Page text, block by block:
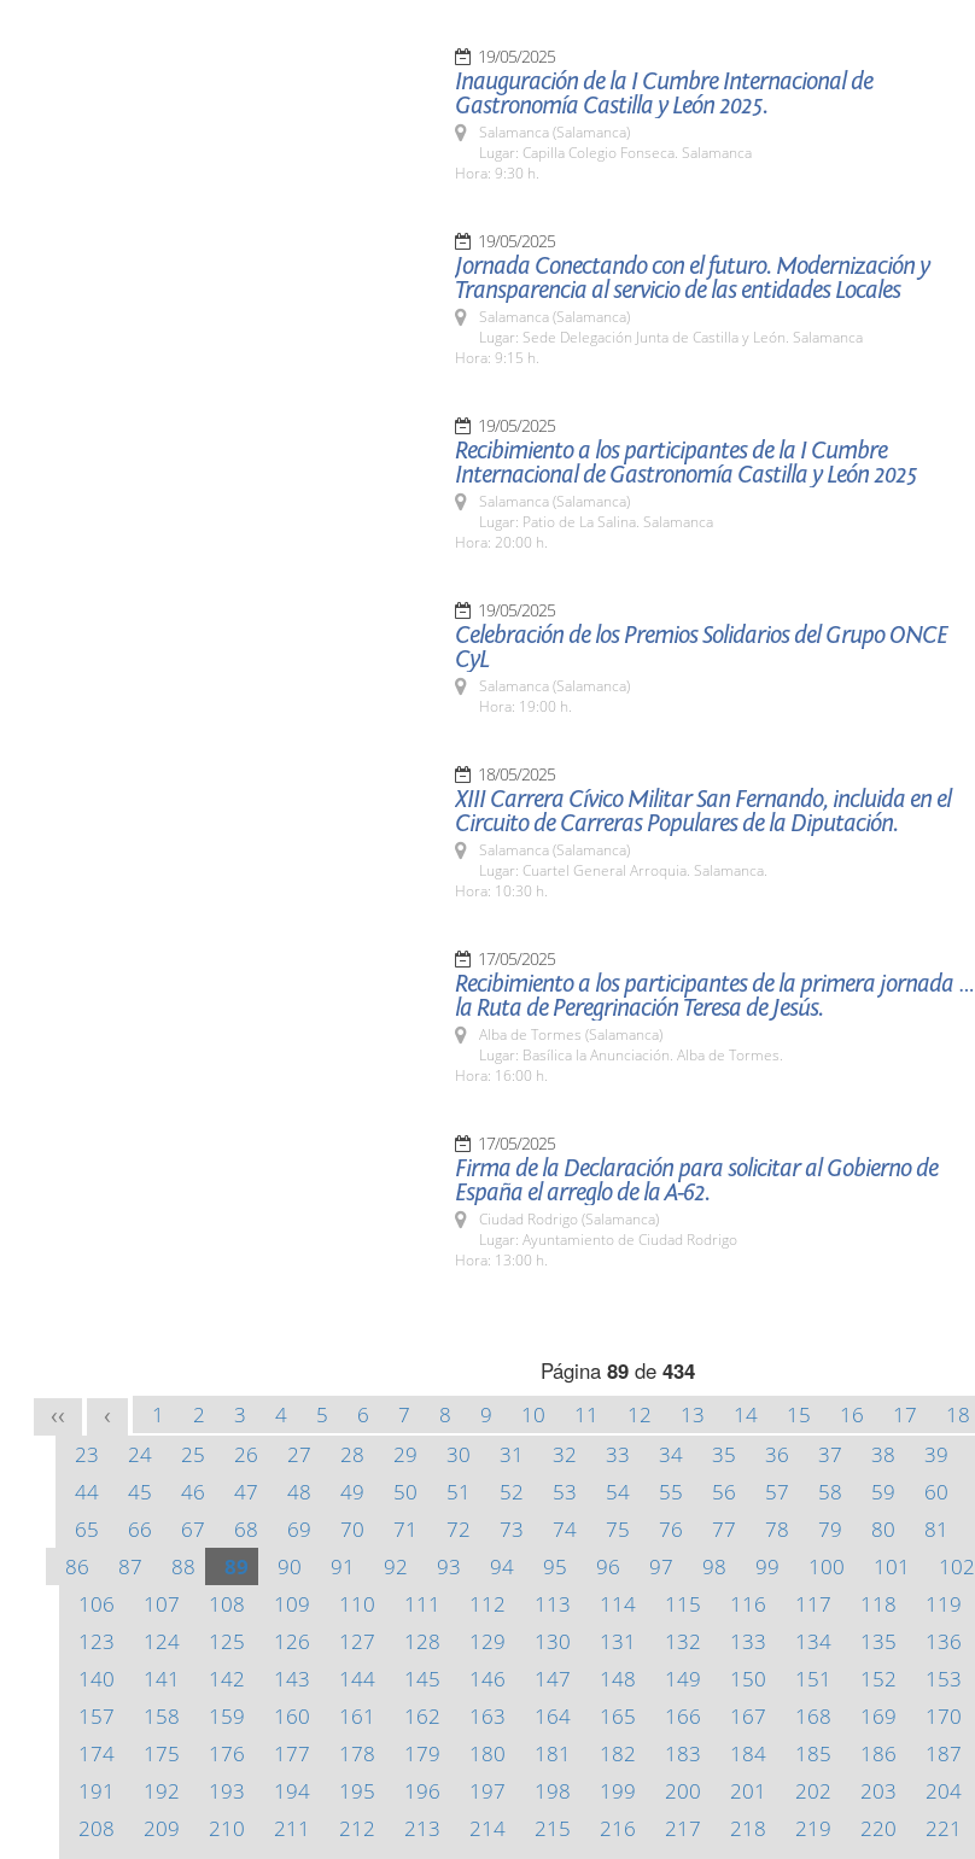
19/05/2025
Inauguración de la I Cumbre Internacional de
Gastronomía Castilla y León 2025.
Salamanca (Salamanca)
Lugar: Capilla Colegio Fonseca. Salamanca
Hora: 9:30 h.
19/05/2025
Jornada Conectando con el futuro. Modernización y
Transparencia al servicio de las entidades Locales
Salamanca (Salamanca)
Lugar: Sede Delegación Junta de Castilla y León. Salamanca
Hora: 9:15 h.
19/05/2025
Recibimiento a los participantes de la I Cumbre
Internacional de Gastronomía Castilla y León 2025
Salamanca (Salamanca)
Lugar: Patio de La Salina. Salamanca
Hora: 20:00 h.
19/05/2025
Celebración de los Premios Solidarios del Grupo ONCE
CyL
Salamanca (Salamanca)
Hora: 19:00 h.
18/05/2025
XIII Carrera Cívico Militar San Fernando, incluida en el
Circuito de Carreras Populares de la Diputación.
Salamanca (Salamanca)
Lugar: Cuartel General Arroquia. Salamanca.
Hora: 10:30 h.
17/05/2025
Recibimiento a los participantes de la primera jornada de
la Ruta de Peregrinación Teresa de Jesús.
Alba de Tormes (Salamanca)
Lugar: Basílica la Anunciación. Alba de Tormes.
Hora: 16:00 h.
17/05/2025
Firma de la Declaración para solicitar al Gobierno de
España el arreglo de la A-62.
Ciudad Rodrigo (Salamanca)
Lugar: Ayuntamiento de Ciudad Rodrigo
Hora: 13:00 h.
Página 89 de 434
<< < 1 2 3 4 5 6 7 8 9 10 11 12 13 14 15 16 17 18
23
24 25 26 27 28 29 30 31 32 33 34 35 36 37 38 39
44
45 46 47 48 49 50 51 52 53 54 55 56 57 58 59 60
65
66 67 68 69 70 71 72 73 74 75 76 77 78 79 80 81
86
87 88 89 90 91 92 93 94 95 96 97 98 99 100 101 102
106
107 108 109 110 111 112 113 114 115 116 117 118 119
123
124 125 126 127 128 129 130 131 132 133 134 135 136
140
141 142 143 144 145 146 147 148 149 150 151 152 153
157
158 159 160 161 162 163 164 165 166 167 168 169 170
174
175 176 177 178 179 180 181 182 183 184 185 186 187
191
192 193 194 195 196 197 198 199 200 201 202 203 204
208
209 210 211 212 213 214 215 216 217 218 219 220 221